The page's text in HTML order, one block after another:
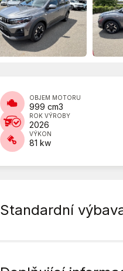
OBJEM MOTORU
999 cm3
ROK VÝROBY
2026
VÝKON
81 kw
Standardní